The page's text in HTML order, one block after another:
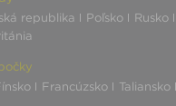
republika Poľsko Rusko
Francúzsko Taliansko